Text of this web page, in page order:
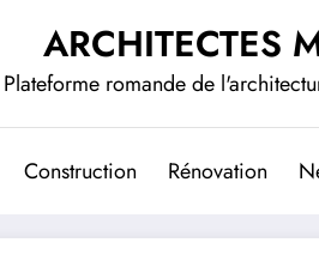
ARCHITECTES
Plateforme romande de
Construction Rénovation